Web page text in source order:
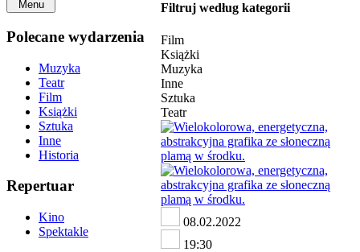
Menu
Polecane wydarzenia
Muzyka
Teatr
Film
Książki
Sztuka
Inne
Historia
Repertuar
Kino
Spektakle
Filtruj według kategorii
Film
Książki
Muzyka
Inne
Sztuka
Teatr
08.02.2022
19:30